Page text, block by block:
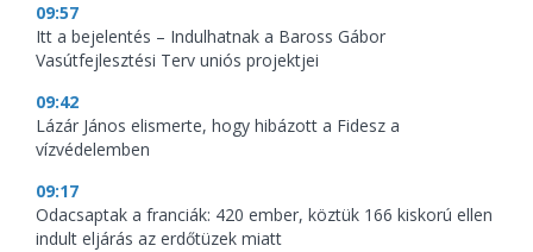
09:57
Itt a bejelentés – Indulhatnak a Baross Gábor
Vasútfejlesztési Terv uniós projektjei
09:42
Lázár János elismerte, hogy hibázott a Fidesz a
vízvédelemben
09:17
Odacsaptak a franciák: 420 ember, köztük 166 kiskorú ellen
indult eljárás az erdőtüzek miatt